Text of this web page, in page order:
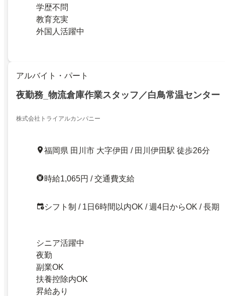
学歴不問
教育充実
外国人活躍中
アルバイト・パート
夜勤務_物流倉庫作業スタッフ／白鳥常温センター
株式会社トライアルカンパニー
福岡県 田川市 大字伊田 / 田川伊田駅 徒歩26分
時給1,065円 / 交通費支給
シフト制 / 1日6時間以内OK / 週4日からOK / 長期
シニア活躍中
夜勤
副業OK
扶養控除内OK
昇給あり